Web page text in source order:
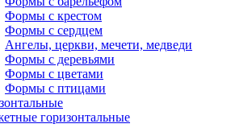
Формы с крестом
Формы с сердцем
Ангелы, церкви, мечети, медведи
Формы с деревьями
Формы с цветами
Формы с птицами
горизонтальные